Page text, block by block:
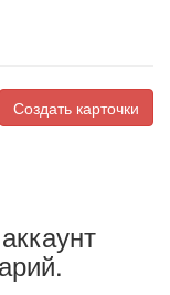
Создать карточки